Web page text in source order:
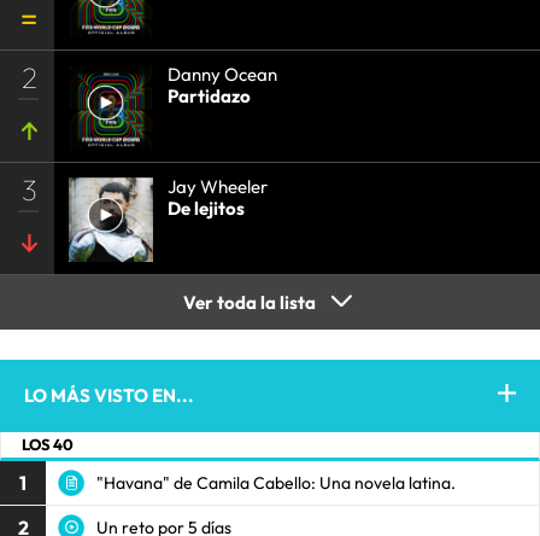
2
Danny Ocean
Partidazo
3
Jay Wheeler
De lejitos
Ver toda la lista
LO MÁS VISTO EN...
LOS 40
1 "Havana" de Camila Cabello: Una novela latina.
2 Un reto por 5 días